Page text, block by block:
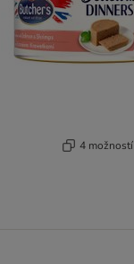
4 možností